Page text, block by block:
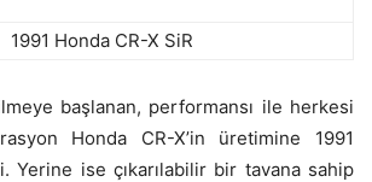
1991 Honda CR-X SiR
başlanan, performansı ile herkesi
Honda CR-X’in üretimine 1991
Yerine ise çıkarılabilir bir tavana sahip